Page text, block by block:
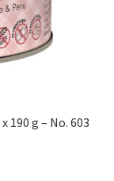
190 g – No. 603